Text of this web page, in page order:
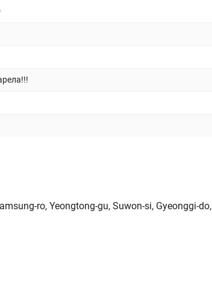
ro, Yeongtong-gu, Suwon-si, Gyeonggi-do,